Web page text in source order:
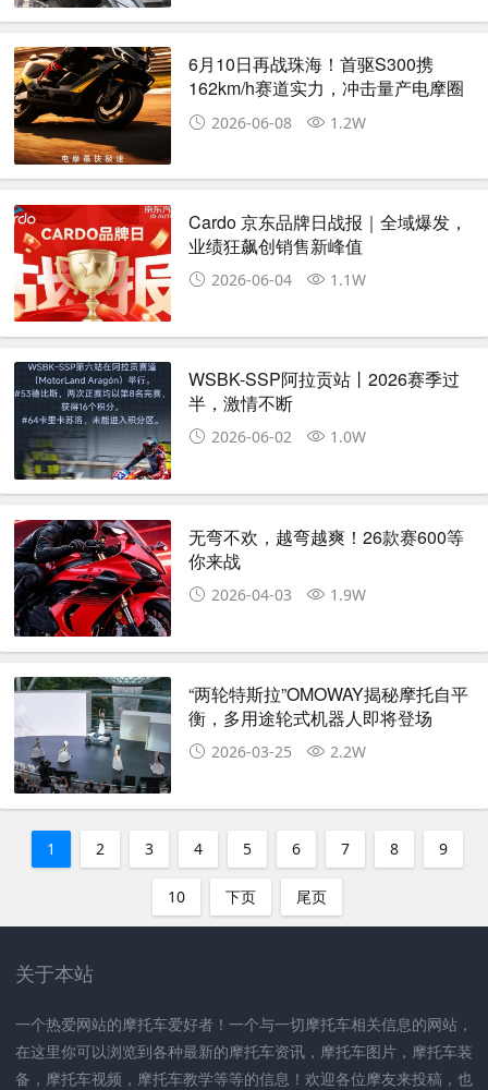
6月10日再战珠海！首驱S300携
162km/h赛道实力，冲击量产电摩圈
速新高度
2026-06-08 1.2W
Cardo 京东品牌日战报｜全域爆发，
业绩狂飙创销售新峰值
2026-06-04 1.1W
WSBK-SSP阿拉贡站丨2026赛季过
半，激情不断
2026-06-02 1.0W
无弯不欢，越弯越爽！26款赛600等
你来战
2026-04-03 1.9W
“两轮特斯拉”OMOWAY揭秘摩托自平
衡，多用途轮式机器人即将登场
2026-03-25 2.2W
1 2 3 4 5 6 7 8 9
10 下页 尾页
关于本站
一个热爱网站的摩托车爱好者！一个与一切摩托车相关信息的网站，
在这里你可以浏览到各种最新的摩托车资讯，摩托车图片，摩托车装
备，摩托车视频，摩托车教学等等的信息！欢迎各位摩友来投稿，也